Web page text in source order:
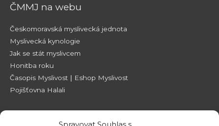
ČMMJ na webu
Českomoravská myslivecká jednota
Myslivecká kynologie
Jak se stát myslivcem
Honitba roku
Časopis Myslivost | Eshop Myslivost
Pojišťovna Halali
Sociální sítě